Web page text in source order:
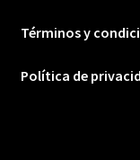
Términos y
Política de